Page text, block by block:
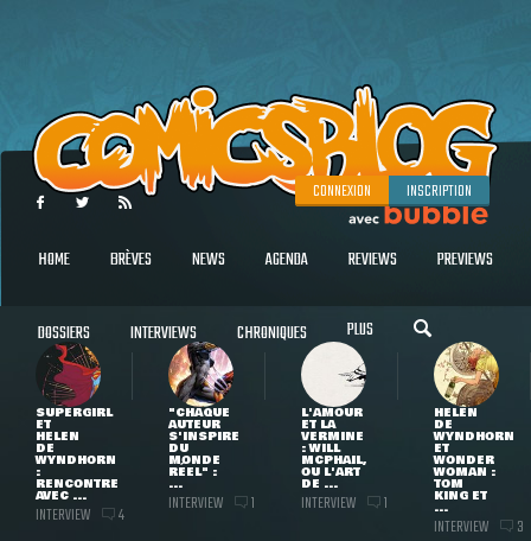
CONNEXION INSCRIPTION
HOME BRÈVES NEWS AGENDA REVIEWS PREVIEWS
DOSSIERS INTERVIEWS CHRONIQUES PLUS
SUPERGIRL
ET
HELEN
DE
WYNDHORN
:
RENCONTRE
AVEC ...
INTERVIEW 4
"CHAQUE
AUTEUR
S'INSPIRE
DU
MONDE
RÉEL" :
...
INTERVIEW 1
L'AMOUR
ET LA
VERMINE
: WILL
MCPHAIL,
OU L'ART
DE ...
INTERVIEW 1
HELEN
DE
WYNDHORN
ET
WONDER
WOMAN :
TOM
KING ET
...
INTERVIEW 3